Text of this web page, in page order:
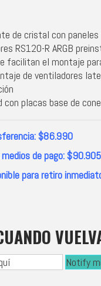
de cristal con
RS120-R ARGB
facilitan el montaje
de ventiladores
con placas base de
$86.990
de pago: $90.905
para retiro
Notify